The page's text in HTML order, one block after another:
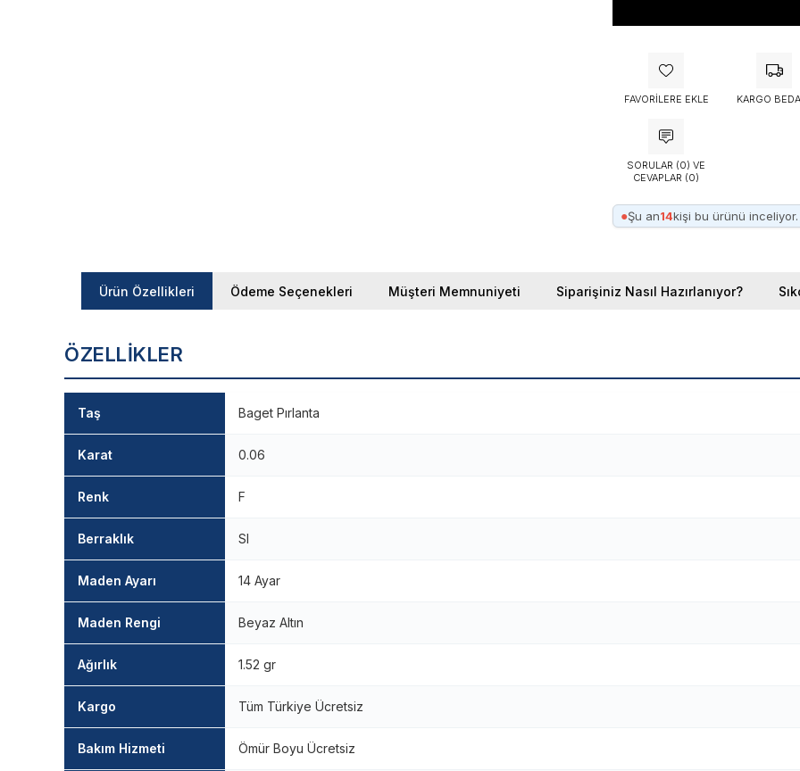
FAVORILERE EKLE KARGO
SORULAR (0) VE
CEVAPLAR (0)
●Şu an14kişi bu ürünü inceliyor.
Ürün Özellikleri Ödeme Seçenekleri Müşteri Memnuniyeti Siparişiniz Nasıl Hazırlanıyor?
ÖZELLIKLER
Taş Baget Pırlanta
Karat 0.06
Renk F
Berraklık SI
Maden Ayarı 14 Ayar
Maden Rengi Beyaz Altın
Ağırlık 1.52 gr
Kargo Tüm Türkiye Ücretsiz
Bakım Hizmeti Ömür Boyu Ücretsiz